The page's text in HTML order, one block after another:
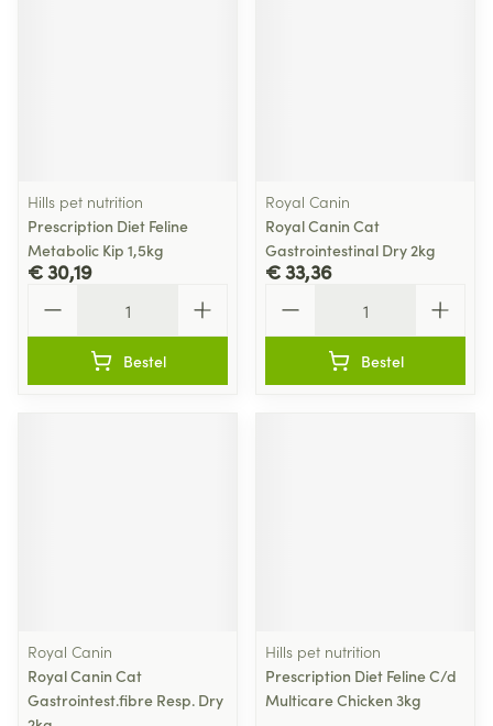
Hills pet nutrition
Prescription Diet Feline
Metabolic Kip 1,5kg
€ 30,19
Bestel
Royal Canin
Royal Canin Cat
Gastrointestinal Dry 2kg
€ 33,36
Bestel
Royal Canin
Royal Canin Cat
Gastrointest.fibre Resp. Dry
Hills pet nutrition
Prescription Diet Feline C/d
Multicare Chicken 3kg